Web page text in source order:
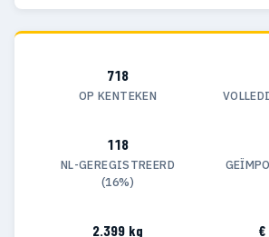
718
OP KENTEKEN
118
NL-GEREGISTREERD
(16%)
2.399 kg